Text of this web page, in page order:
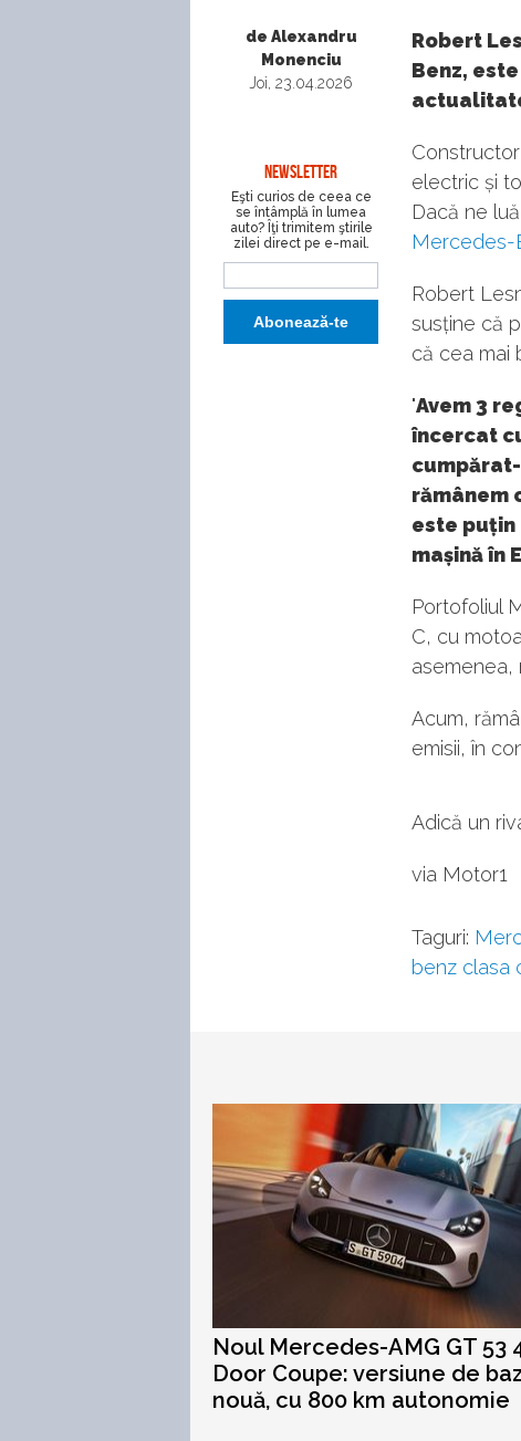
de Alexandru
Monenciu
Joi, 23.04.2026
NEWSLETTER
Eşti curios de ceea ce
se întâmplă în lumea
auto? Îţi trimitem ştirile
zilei direct pe e-mail.
Robert
Benz,
electric și
Dacă ne
Mercedes-
Robert
susține că
că cea mai
"Avem 3
încercat
cumpărat-
rămânem
este puțin
mașină în
Portofoliul
C, cu
asemenea,
Acum,
emisii, în
Adică un
via Motor1
Taguri:
benz clasa
Noul Mercedes-AMG GT 53
Door Coupe: versiune de
nouă, cu 800 km autonomie